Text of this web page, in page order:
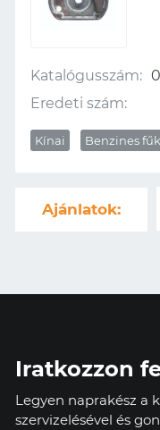
Katalógusszám:
Eredeti szám:
Kínai Benzines
Ajánlatok:
Iratkozzon
Legyen naprakész a
szervizelésével és